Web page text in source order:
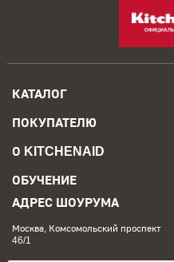
КАТАЛОГ
ПОКУПАТЕЛЮ
О KITCHENAID
ОБУЧЕНИЕ
АДРЕС ШОУРУМА
Москва, Комсомольский проспект
46/1